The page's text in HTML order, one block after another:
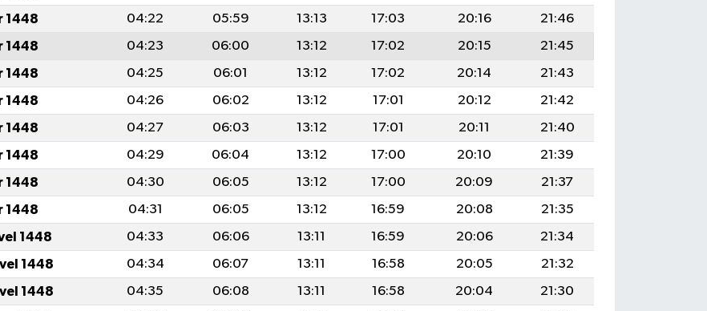
1448 04:22 05:59 13:13 17:03 20:16
21:46
1448 04:23 06:00 13:12 17:02 20:15
21:45
1448 04:25 06:01 13:12 17:02 20:14
21:43
1448 04:26 06:02 13:12 17:01 20:12
21:42
1448 04:27 06:03 13:12 17:01 20:11
21:40
1448 04:29 06:04 13:12 17:00 20:10
21:39
1448 04:30 06:05 13:12 17:00 20:09
21:37
1448 04:31 06:05 13:12 16:59 20:08
21:35
1448 04:33 06:06 13:11 16:59 20:06
21:34
1448 04:34 06:07 13:11 16:58 20:05
21:32
1448 04:35 06:08 13:11 16:58 20:04
21:30